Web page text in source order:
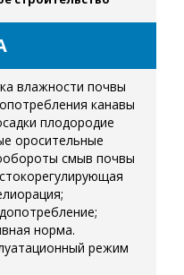
влажности почвы
канавы
плодородие
оросительные
смыв почвы
стокорегулирующая
норма.
режим